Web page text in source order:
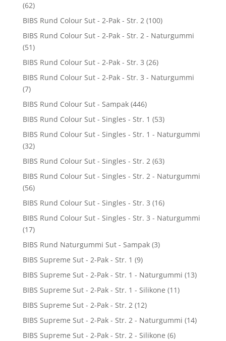
(62)
BIBS Rund Colour Sut - 2-Pak - Str. 2 (100)
BIBS Rund Colour Sut - 2-Pak - Str. 2 - Naturgummi
(51)
BIBS Rund Colour Sut - 2-Pak - Str. 3 (26)
BIBS Rund Colour Sut - 2-Pak - Str. 3 - Naturgummi
(7)
BIBS Rund Colour Sut - Sampak (446)
BIBS Rund Colour Sut - Singles - Str. 1 (53)
BIBS Rund Colour Sut - Singles - Str. 1 - Naturgummi
(32)
BIBS Rund Colour Sut - Singles - Str. 2 (63)
BIBS Rund Colour Sut - Singles - Str. 2 - Naturgummi
(56)
BIBS Rund Colour Sut - Singles - Str. 3 (16)
BIBS Rund Colour Sut - Singles - Str. 3 - Naturgummi
(17)
BIBS Rund Naturgummi Sut - Sampak (3)
BIBS Supreme Sut - 2-Pak - Str. 1 (9)
BIBS Supreme Sut - 2-Pak - Str. 1 - Naturgummi (13)
BIBS Supreme Sut - 2-Pak - Str. 1 - Silikone (11)
BIBS Supreme Sut - 2-Pak - Str. 2 (12)
BIBS Supreme Sut - 2-Pak - Str. 2 - Naturgummi (14)
BIBS Supreme Sut - 2-Pak - Str. 2 - Silikone (6)